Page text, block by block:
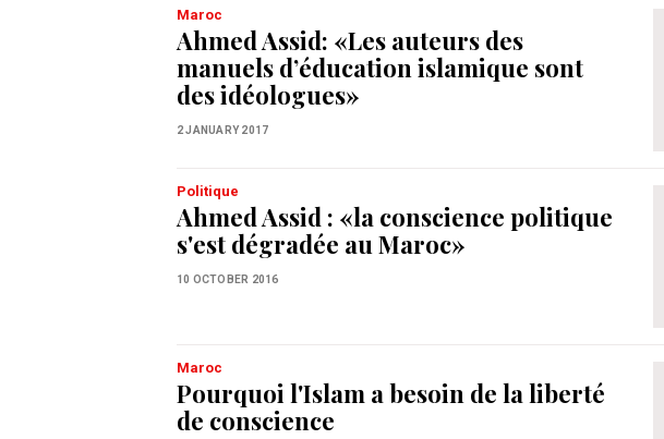
Maroc
Ahmed Assid: «Les auteurs des
manuels d’éducation islamique sont
des idéologues»
2 JANUARY 2017
Politique
Ahmed Assid : «la conscience politique
s'est dégradée au Maroc»
10 OCTOBER 2016
Maroc
Pourquoi l'Islam a besoin de la liberté
de conscience